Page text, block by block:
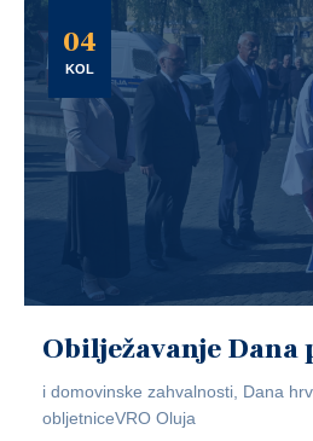
04
KOL
Obilježavanje Dana
i domovinske zahvalnosti, Dana
obljetniceVRO Oluja